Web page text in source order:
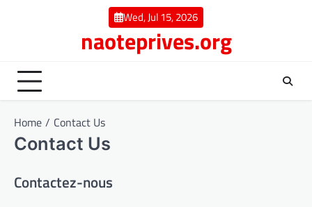
Wed, Jul 15, 2026
naoteprives.org
Home Contact Us
Contact Us
Contactez-nous